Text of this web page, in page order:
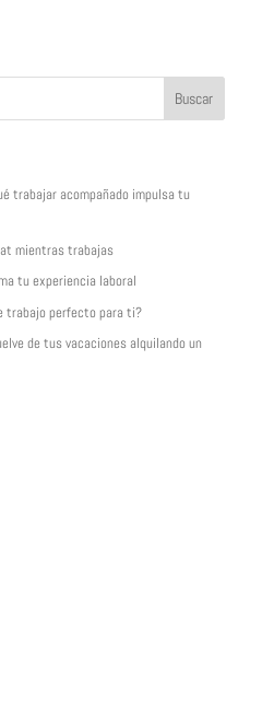
trabajar acompañado impulsa tu
mientras trabajas
tu experiencia laboral
trabajo perfecto para ti?
de tus vacaciones alquilando un